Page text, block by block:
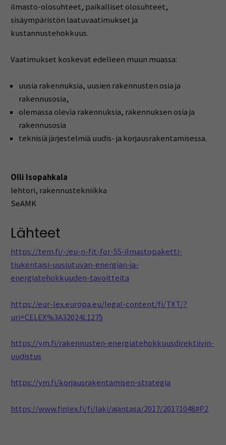
ilmasto-olosuhteet, paikalliset olosuhteet,
sisäympäristön laatuvaatimukset ja
kustannustehokkuus.
Vaatimukset koskevat edelleen muun muassa:
uusia rakennuksia, uusien rakennusten osia ja
rakennusosia,
olemassa olevia rakennuksia, rakennuksen osia ja
rakennusosia
teknisiä järjestelmiä uudis- ja korjausrakentamisessa.
Olli Isopahkala
lehtori, rakennustekniikka
SeAMK
Lähteet
https://tem.fi/-/eu-n-fit-for-55-ilmastopaketti-
tiukentaisi-uusiutuvan-energian-ja-
energiatehokkuuden-tavoitteita
https://eur-lex.europa.eu/legal-content/fi/TXT/?
uri=CELEX%3A32024L1275
https://ym.fi/rakennusten-energiatehokkuusdirektiivin-
uudistus
https://ym.fi/korjausrakentamisen-strategia
https://www.finlex.fi/fi/laki/ajantasa/2017/20171048#P2